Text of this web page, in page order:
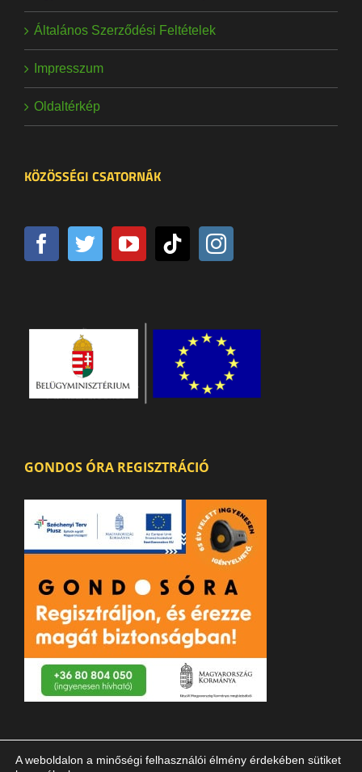
Általános Szerződési Feltételek
Impresszum
Oldaltérkép
KÖZÖSSÉGI CSATORNÁK
GONDOS ÓRA REGISZTRÁCIÓ
A weboldalon a minőségi felhasználói élmény érdekében sütiket